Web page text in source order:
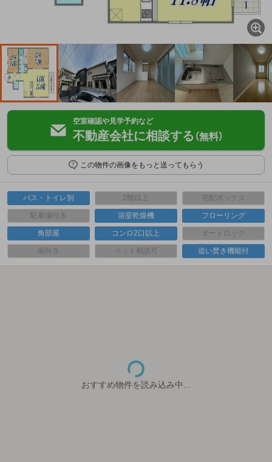
空室確認や見学予約など
不動産会社に相談する （無料）
この物件の画像をもっと送ってもらう
バス・トイレ別 2階以上 宅配ボックス
駐車場付き 浴室乾燥機 フローリング
角部屋 コンロ2口以上 オートロック
南向き ペット相談可 追い焚き機能付
おすすめ物件を読み込み中...